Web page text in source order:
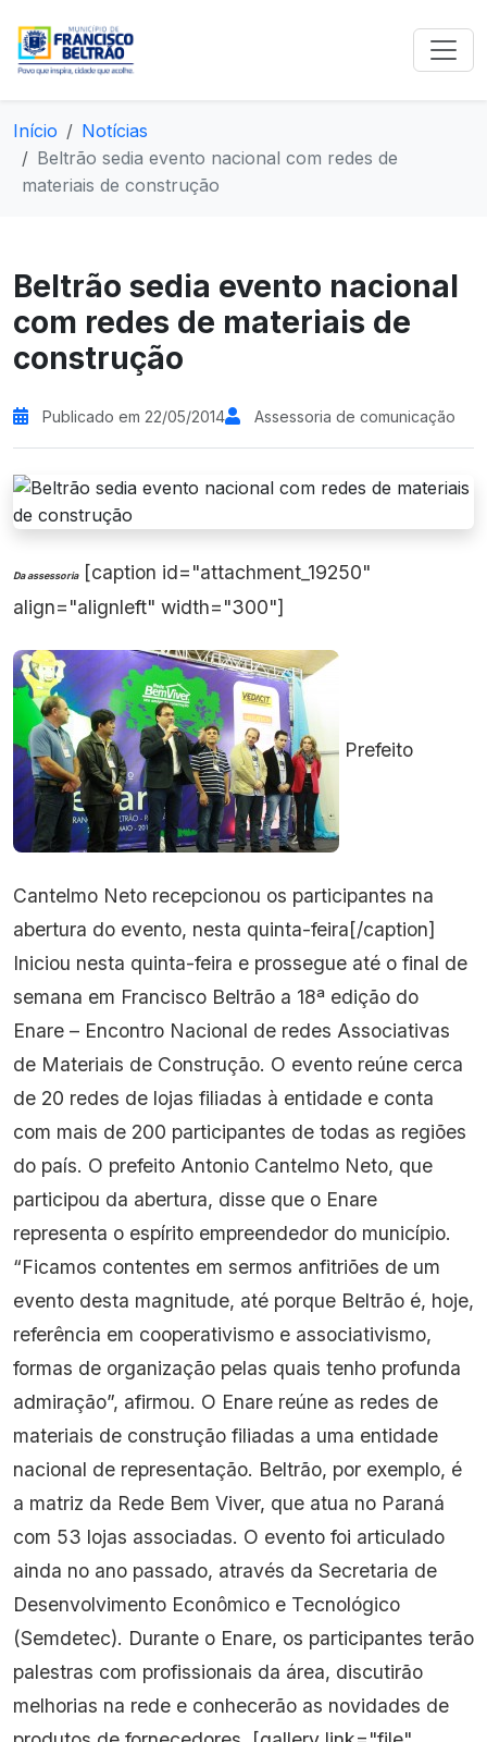
Início
Notícias
Beltrão sedia evento nacional com redes de
materiais de construção
Beltrão sedia evento nacional
com redes de materiais de
construção
Publicado em 22/05/2014 Assessoria de comunicação
Da assessoria[caption id="attachment_19250"
align="alignleft" width="300"]
Prefeito
Cantelmo Neto recepcionou os participantes na
abertura do evento, nesta quinta-feira[/caption]
Iniciou nesta quinta-feira e prossegue até o final de
semana em Francisco Beltrão a 18ª edição do
Enare – Encontro Nacional de redes Associativas
de Materiais de Construção. O evento reúne cerca
de 20 redes de lojas filiadas à entidade e conta
com mais de 200 participantes de todas as regiões
do país. O prefeito Antonio Cantelmo Neto, que
participou da abertura, disse que o Enare
representa o espírito empreendedor do município.
“Ficamos contentes em sermos anfitriões de um
evento desta magnitude, até porque Beltrão é, hoje,
referência em cooperativismo e associativismo,
formas de organização pelas quais tenho profunda
admiração”, afirmou. O Enare reúne as redes de
materiais de construção filiadas a uma entidade
nacional de representação. Beltrão, por exemplo, é
a matriz da Rede Bem Viver, que atua no Paraná
com 53 lojas associadas. O evento foi articulado
ainda no ano passado, através da Secretaria de
Desenvolvimento Econômico e Tecnológico
(Semdetec). Durante o Enare, os participantes terão
palestras com profissionais da área, discutirão
melhorias na rede e conhecerão as novidades de